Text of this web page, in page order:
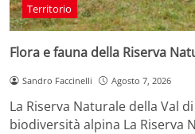
Territorio
Flora e fauna della Riserva
Sandro Faccinelli Agosto 7, 2026
La Riserva Naturale della Val
biodiversità alpina La Riserva